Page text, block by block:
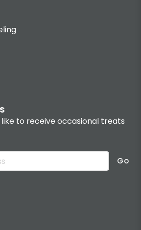
like to receive occasional treats
Go